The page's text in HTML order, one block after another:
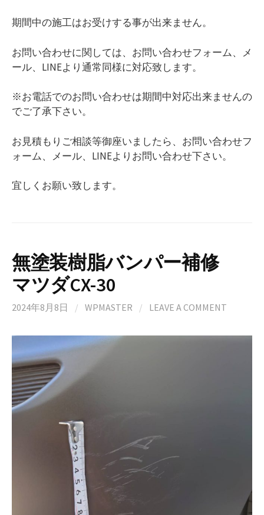
期間中の施工はお受けする事が出来ません。
お問い合わせに関しては、お問い合わせフォーム、メ
ール、LINEより通常同様に対応致します。
※お電話でのお問い合わせは期間中対応出来ませんの
でご了承下さい。
お見積もりご相談等御座いましたら、お問い合わせフ
ォーム、メール、LINEよりお問い合わせ下さい。
宜しくお願い致します。
無塗装樹脂バンパー補修
マツダCX-30
2024年8月8日 / WPMASTER / LEAVE A COMMENT